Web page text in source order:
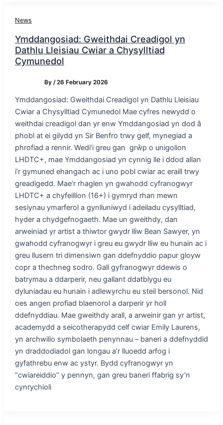
News
Ymddangosiad: Gweithdai Creadigol yn
Dathlu Lleisiau Cwiar a Chysylltiad
Cymunedol
By /26 February 2026
Ymddangosiad: Gweithdai Creadigol yn Dathlu Lleisiau
Cwiar a Chysylltiad Cymunedol Mae cyfres newydd o
weithdai creadigol dan yr enw Ymddangosiad yn dod â
phobl at ei gilydd yn Sir Benfro trwy gelf, mynegiad a
phrofiad a rennir. Wedi’i greu gan grŵp o unigolion
LHDTC+, mae Ymddangosiad yn cynnig lle i ddod allan
i’r gymuned ehangach ac i uno pobl cwiar ac eraill trwy
greadigedd. Mae’r rhaglen yn gwahodd cyfranogwyr
LHDTC+ a chyfeillion (16+) i gymryd rhan mewn
sesiynau ymarferol a gynlluniwyd i adeiladu cysylltiad,
hyder a chydgefnogaeth. Mae un gweithdy, dan
arweiniad yr artist a thiwtor gwydr lliw Bean Sawyer, yn
gwahodd cyfranogwyr i greu eu gwydr lliw eu hunain ac i
greu llusern tri dimensiwn gan ddefnyddio papur gloyw
copr a thechneg sodro. Gall gyfranogwyr ddewis o
batrymau a ddarperir, neu gallant ddatblygu eu
dyluniadau eu hunain i adlewyrchu eu steil bersonol. Nid
oes angen profiad blaenorol a darperir yr holl
ddefnyddiau. Mae gweithdy arall, a arweinir gan yr artist,
academydd a seicotherapydd celf cwiar Emily Laurens,
yn archwilio symbolaeth penynnau – baneri a ddefnyddid
yn draddodiadol gan longau a’r lluoedd arfog i
gyfathrebu enw ac ystyr. Bydd cyfranogwyr yn
“cwiareiddio” y pennyn, gan greu baneri ffabrig sy’n
cynrychioli